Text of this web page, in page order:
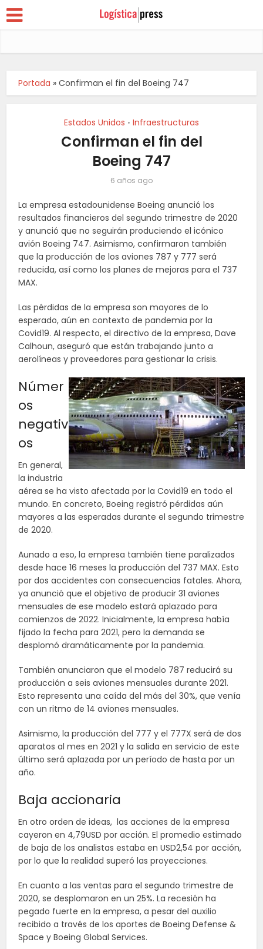
Portada »Confirman el fin del Boeing 747
Estados Unidos • Infraestructuras
Confirman el fin del
Boeing 747
6 años ago
La empresa estadounidense Boeing anunció los
resultados financieros del segundo trimestre de 2020
y anunció que no seguirán produciendo el icónico
avión Boeing 747. Asimismo, confirmaron también
que la producción de los aviones 787 y 777 será
reducida, así como los planes de mejoras para el 737
MAX.
Las pérdidas de la empresa son mayores de lo
esperado, aún en contexto de pandemia por la
Covid19. Al respecto, el directivo de la empresa, Dave
Calhoun, aseguró que están trabajando junto a
aerolíneas y proveedores para gestionar la crisis.
Númer
os
negativ
os
En general,
la industria
aérea se ha visto afectada por la Covid19 en todo el
mundo. En concreto, Boeing registró pérdidas aún
mayores a las esperadas durante el segundo trimestre
de 2020.
Aunado a eso, la empresa también tiene paralizados
desde hace 16 meses la producción del 737 MAX. Esto
por dos accidentes con consecuencias fatales. Ahora,
ya anunció que el objetivo de producir 31 aviones
mensuales de ese modelo estará aplazado para
comienzos de 2022. Inicialmente, la empresa había
fijado la fecha para 2021, pero la demanda se
desplomó dramáticamente por la pandemia.
También anunciaron que el modelo 787 reducirá su
producción a seis aviones mensuales durante 2021.
Esto representa una caída del más del 30%, que venía
con un ritmo de 14 aviones mensuales.
Asimismo, la producción del 777 y el 777X será de dos
aparatos al mes en 2021 y la salida en servicio de este
último será aplazada por un período de hasta por un
año.
Baja accionaria
En otro orden de ideas, las acciones de la empresa
cayeron en 4,79USD por acción. El promedio estimado
de baja de los analistas estaba en USD2,54 por acción,
por lo que la realidad superó las proyecciones.
En cuanto a las ventas para el segundo trimestre de
2020, se desplomaron en un 25%. La recesión ha
pegado fuerte en la empresa, a pesar del auxilio
recibido a través de los aportes de Boeing Defense &
Space y Boeing Global Services.